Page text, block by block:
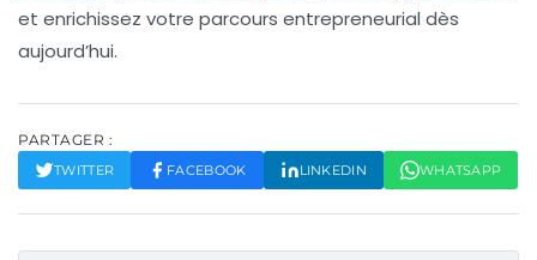
et enrichissez votre parcours entrepreneurial dès
aujourd’hui.
PARTAGER :
TWITTER FACEBOOK LINKEDIN WHATSAPP